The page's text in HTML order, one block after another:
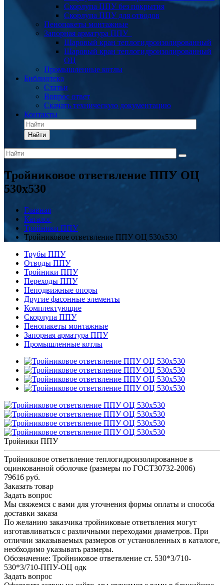
Скорлупа ППУ без покрытия
Скорлупа ППУ для отводов
Пенопакеты монтажные
Запорная арматура ППУ
Шаровый кран теплогидроизолированный
Шаровый кран теплогидроизолированный
ОЦ
Промышленные котлы
Библиотека
Статьи
Вопрос ответ
Скачать техническую документацию
Контакты
Найти
Тройниковое ответвление ППУ ОЦ
530x530
Главная
Каталог
Тройники ППУ
Тройниковое ответвление ППУ ОЦ 530x530
Трубы ППУ
Отводы ППУ
Тройники ППУ
Переходы ППУ
Неподвижные опоры
Другие фасонные элементы
Комплектующие
Скорлупа ППУ
Пенопакеты монтажные
Запорная арматура ППУ
Промышленные котлы
Тройники ППУ
Тройниковое ответвление теплогидроизолированное в
оцинкованной оболочке (размеры по ГОСТ30732-2006)
79616 руб.
Заказать товар
Задать вопрос
Мы свяжемся с вами для уточнения формы оплаты и способа
доставки заказа
По желанию заказчика тройниковые ответвления могут
изготавливаться с различными переходами диаметров. При
отличии заказываемых размеров от установленных в каталоге,
необходимо указывать размеры.
Обозначение: Тройниковое ответвление ст. 530*3/710-
530*3/710-ППУ-ОЦ одк
Задать вопрос